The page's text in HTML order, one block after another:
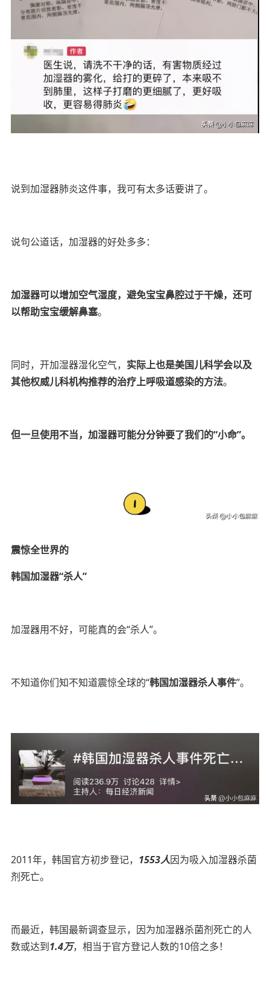
说到加湿器肺炎这件事，我可有太多话要讲了。
说句公道话，加湿器的好处多多：
加湿器可以增加空气湿度，避免宝宝鼻腔过于干燥，还可
以帮助宝宝缓解鼻塞。
同时，开加湿器湿化空气， 实际上也是美国儿科学会以及
其他权威儿科机构推荐的治疗上呼吸道感染的方法。
但一旦使用不当，加湿器可能分分钟要了我们的“小命”。
震惊全世界的
韩国加湿器“杀人”
加湿器用不好，可能真的会“杀人”。
不知道你们知不知道震惊全球的“韩国加湿器杀人事件”。
2011年，韩国官方初步登记， 1553人因为吸入加湿器杀菌
剂死亡。
而最近，韩国最新调查显示，因为加湿器杀菌剂死亡的人
数或达到1.4万，相当于官方登记人数的10倍之多！